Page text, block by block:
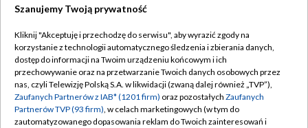
TVP
Abonament TVP
Emisja w TVP
Centrum informacji TVP
Regulamin TVP
Polityka prywatności
Moje zgody
Szanujemy Twoją prywatność
Kliknij "Akceptuję i przechodzę do serwisu", aby wyrazić zgody na
korzystanie z technologii automatycznego śledzenia i zbierania danych,
dostęp do informacji na Twoim urządzeniu końcowym i ich
przechowywanie oraz na przetwarzanie Twoich danych osobowych przez
nas, czyli Telewizję Polską S.A. w likwidacji (zwaną dalej również „TVP”),
Zaufanych Partnerów z IAB* (1201 firm) oraz pozostałych Zaufanych
Partnerów TVP (93 firm), w celach marketingowych (w tym do
zautomatyzowanego dopasowania reklam do Twoich zainteresowań i